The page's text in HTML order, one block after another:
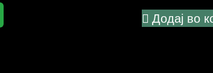
Додај во